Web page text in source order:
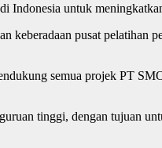
Indonesia untuk
pusat pelatihan
semua projek PT
tinggi, dengan tujuan